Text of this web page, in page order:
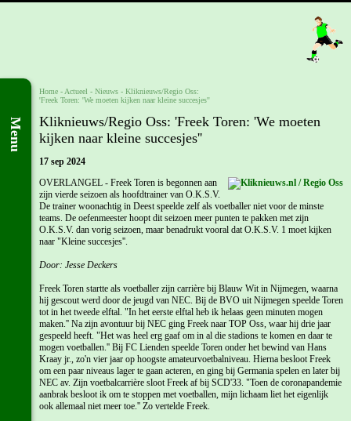
Menu
Home - Actueel - Nieuws - Kliknieuws/Regio Oss:
'Freek Toren: 'We moeten kijken naar kleine succesjes''
Kliknieuws/Regio Oss: 'Freek Toren: 'We moeten
kijken naar kleine succesjes''
17 sep 2024
OVERLANGEL - Freek Toren is begonnen aan
zijn vierde seizoen als hoofdtrainer van O.K.S.V.
De trainer woonachtig in Deest speelde zelf als voetballer niet voor de minste
teams. De oefenmeester hoopt dit seizoen meer punten te pakken met zijn
O.K.S.V. dan vorig seizoen, maar benadrukt vooral dat O.K.S.V. 1 moet kijken
naar "Kleine succesjes''.
Door: Jesse Deckers
Freek Toren startte als voetballer zijn carrière bij Blauw Wit in Nijmegen, waarna
hij gescout werd door de jeugd van NEC. Bij de BVO uit Nijmegen speelde Toren
tot in het tweede elftal. "In het eerste elftal heb ik helaas geen minuten mogen
maken.'' Na zijn avontuur bij NEC ging Freek naar TOP Oss, waar hij drie jaar
gespeeld heeft. "Het was heel erg gaaf om in al die stadions te komen en daar te
mogen voetballen.'' Bij FC Lienden speelde Toren onder het bewind van Hans
Kraay jr., zo'n vier jaar op hoogste amateurvoetbalniveau. Hierna besloot Freek
om een paar niveaus lager te gaan acteren, en ging bij Germania spelen en later bij
NEC av. Zijn voetbalcarrière sloot Freek af bij SCD'33. "Toen de coronapandemie
aanbrak besloot ik om te stoppen met voetballen, mijn lichaam liet het eigenlijk
ook allemaal niet meer toe.'' Zo vertelde Freek.